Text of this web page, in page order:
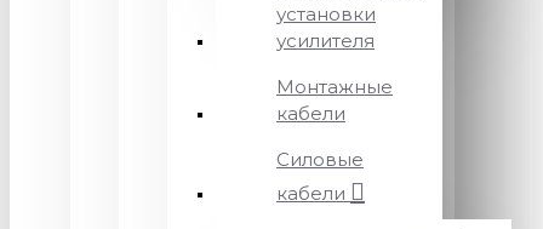
установки
усилителя
Монтажные
кабели
Силовые
кабели